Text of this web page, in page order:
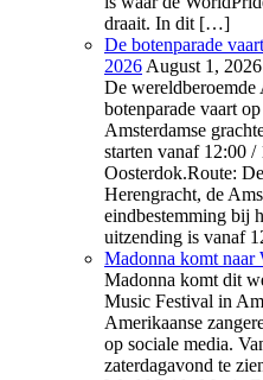
draait. In dit […]
De botenparade
2026 August 1, 2026
De wereldberoemde
botenparade vaart
Amsterdamse
starten vanaf 12:00
Oosterdok.Route:
Herengracht, de
eindbestemming bij
uitzending is vanaf
Madonna komt naar
Madonna komt dit
Music Festival in
Amerikaanse
op sociale media.
zaterdagavond te